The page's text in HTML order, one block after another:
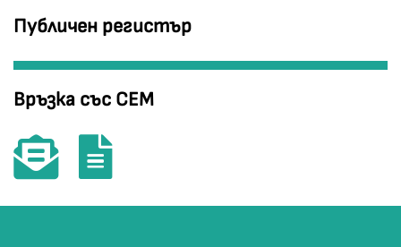
Публичен регистър
Връзка със СЕМ